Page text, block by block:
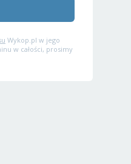
Wykop.pl w jego
w całości, prosimy